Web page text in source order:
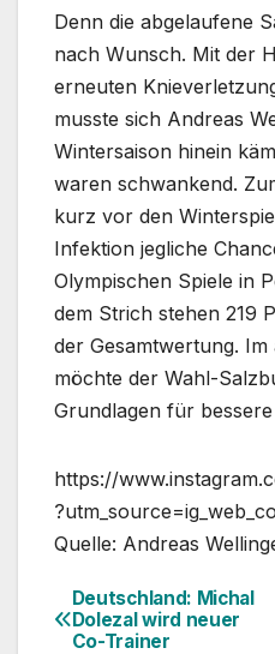
Denn die abgelaufene
nach Wunsch. Mit der
erneuten
musste sich Andreas
Wintersaison hinein
waren schwankend.
kurz vor den
Infektion jegliche
Olympischen Spiele in
dem Strich stehen 219
der Gesamtwertung.
möchte der Wahl-
Grundlagen für
https://
Quelle: Andreas
Deutschland: Michal
Dolezal wird neuer
Co-Trainer